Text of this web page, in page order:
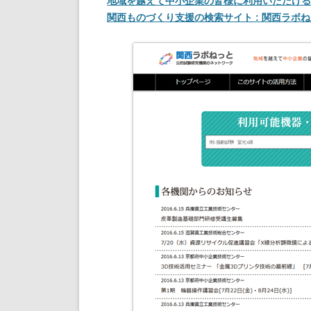
関西ものづくり支援の検索サイト : 関西ラボ